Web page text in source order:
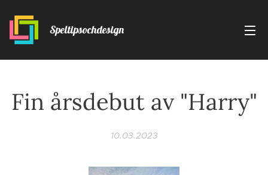
Speltipsochdesign
Fin årsdebut av "Harry"
10.03.2023